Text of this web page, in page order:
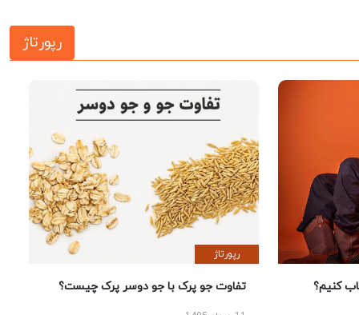
رپورتاژ
کنیم؟
رپورتاژ
تفاوت جو پرک با جو دوسر پرک چیست؟